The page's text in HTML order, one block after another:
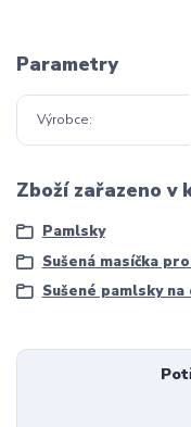
Parametry
Výrobce
Zboží zařazeno v
Pamlsky
Sušená masíčka
Sušené pamlsky